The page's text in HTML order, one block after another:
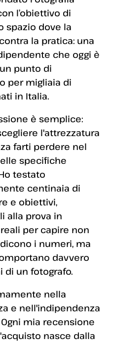
l’obiettivo di
spazio dove la
la pratica: una
che oggi è
punto di
per migliaia di
in Italia.
è semplice:
l'attrezzatura
farti perdere nel
specifiche
testato
centinaia di
e obiettivi,
alla prova in
per capire non
i numeri, ma
davvero
di un fotografo.
nella
e nell'indipendenza
mia recensione
nasce dalla